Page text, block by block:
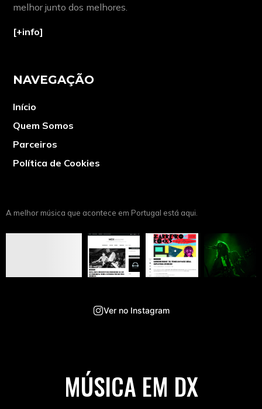
melhor junto dos melhores.
[+info]
NAVEGAÇÃO
Início
Quem Somos
Parceiros
Política de Cookies
A melhor música que acontece em Portugal está aqui.
Ver no Instagram
MÚSICA EM DX